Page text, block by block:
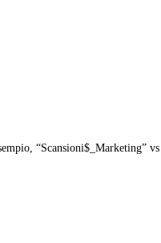
“Scansioni$_Marketing” vs